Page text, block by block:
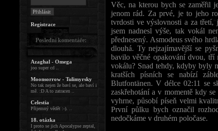
Věc, na kterou bych se zaměřil
jenom rád. Za prvé, je to jeho
tvrdosti ve výslovnosti a za třetí,
jsem nadnesl výše, tak vokál
přednesený. Asmodeus svého
dlouhá. Ty nejzajímavější se
bavilo věčné opakování dvou, tří
vokálu? Snad tehdy, kdyby byly
kratších písních se nabízí
Blutfontänen. V délce 02:11 se
zaskřehotání a v momentě kdy
vyhrne, působí píseň velmi
První půlku bych označil
nedočkáme v druhém poločase.
Registrace
Poslední komentáře:
Azaghal - Omega
joo super cd ..
Moonsorrow - Tulimyrsky
No tak nejen že baví se, ale baví i
mě. :D A to zatracen ..
Celestia
Přijemný vědět :-). ..
18. otázka
I proto se jich Apocalypse zeptal,